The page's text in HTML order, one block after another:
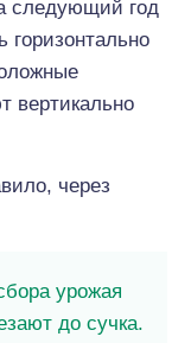
следующий год
горизонтально
вертикально
через
урожая
до сучка.